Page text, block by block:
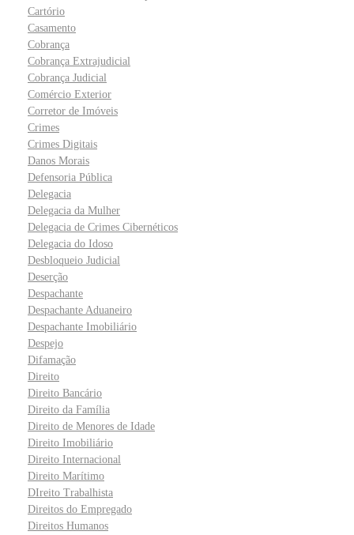
Cartório
Casamento
Cobrança
Cobrança Extrajudicial
Cobrança Judicial
Comércio Exterior
Corretor de Imóveis
Crimes
Crimes Digitais
Danos Morais
Defensoria Pública
Delegacia
Delegacia da Mulher
Delegacia de Crimes Cibernéticos
Delegacia do Idoso
Desbloqueio Judicial
Deserção
Despachante
Despachante Aduaneiro
Despachante Imobiliário
Despejo
Difamação
Direito
Direito Bancário
Direito da Família
Direito de Menores de Idade
Direito Imobiliário
Direito Internacional
Direito Marítimo
DIreito Trabalhista
Direitos do Empregado
Direitos Humanos